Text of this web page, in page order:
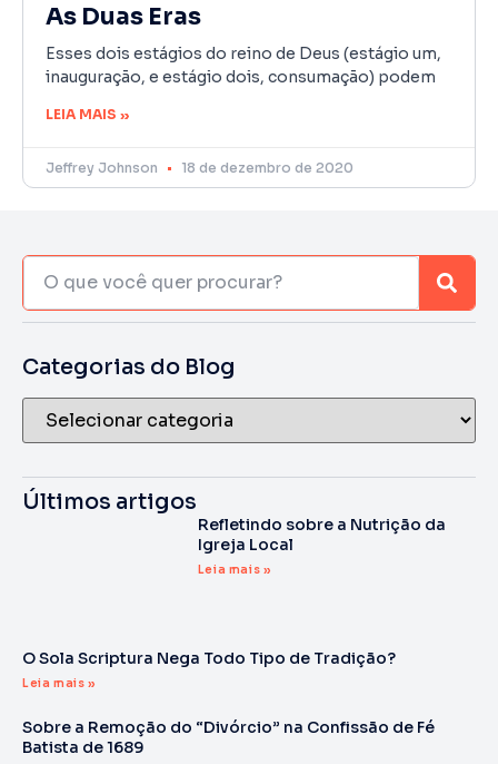
As Duas Eras
Esses dois estágios do reino de Deus (estágio um,
inauguração, e estágio dois, consumação) podem
LEIA MAIS »
Jeffrey Johnson 18 de dezembro de 2020
Categorias do Blog
Últimos artigos
Refletindo sobre a Nutrição da
Igreja Local
Leia mais »
O Sola Scriptura Nega Todo Tipo de Tradição?
Leia mais »
Sobre a Remoção do “Divórcio” na Confissão de Fé
Batista de 1689